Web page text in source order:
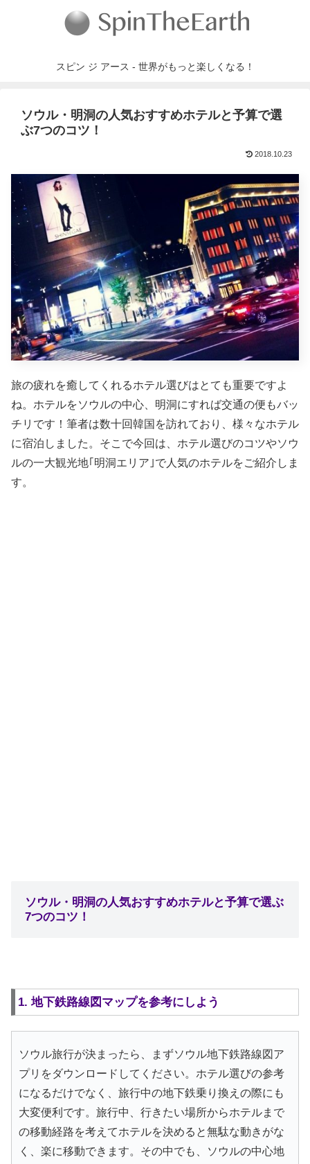
スピン ジ アース - 世界がもっと楽しくなる！
ソウル・明洞の人気おすすめホテルと予算で選
ぶ7つのコツ！
2018.10.23
旅の疲れを癒してくれるホテル選びはとても重要ですよ
ね。ホテルをソウルの中心、明洞にすれば交通の便もバッ
チリです！筆者は数十回韓国を訪れており、様々なホテル
に宿泊しました。そこで今回は、ホテル選びのコツやソウ
ルの一大観光地｢明洞エリア｣で人気のホテルをご紹介しま
す。
ソウル・明洞の人気おすすめホテルと予算で選ぶ
7つのコツ！
1. 地下鉄路線図マップを参考にしよう
ソウル旅行が決まったら、まずソウル地下鉄路線図ア
プリをダウンロードしてください。ホテル選びの参考
になるだけでなく、旅行中の地下鉄乗り換えの際にも
大変便利です。旅行中、行きたい場所からホテルまで
の移動経路を考えてホテルを決めると無駄な動きがな
く、楽に移動できます。その中でも、ソウルの中心地